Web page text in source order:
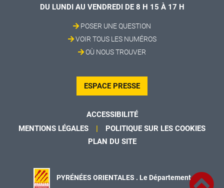
DU LUNDI AU VENDREDI DE 8 H 15 À 17 H
POSER UNE QUESTION
VOIR TOUS LES NUMÉROS
OÙ NOUS TROUVER
ESPACE PRESSE
ACCESSIBILITÉ
MENTIONS LÉGALES
POLITIQUE SUR LES COOKIES
PLAN DU SITE
PYRÉNÉES ORIENTALES . Le Département